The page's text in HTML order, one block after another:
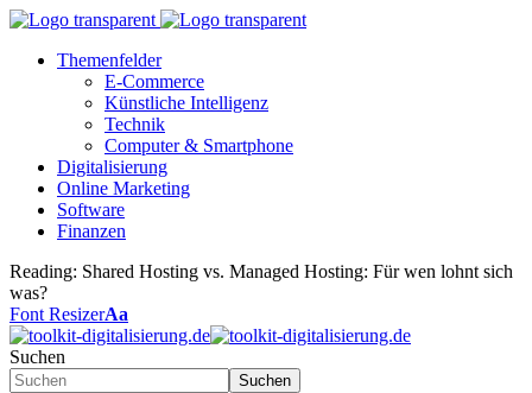
Themenfelder
E-Commerce
Künstliche Intelligenz
Technik
Computer & Smartphone
Digitalisierung
Online Marketing
Software
Finanzen
Reading: Shared Hosting vs. Managed Hosting: Für wen lohnt sich
was?
Font ResizerAa
Suchen